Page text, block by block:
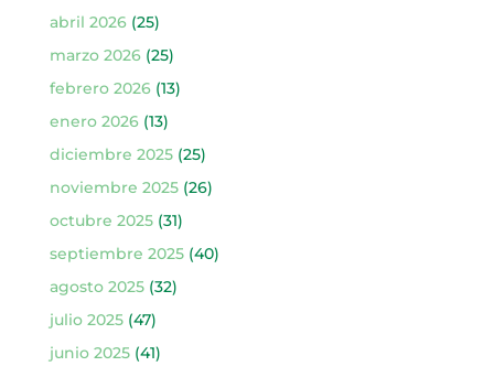
abril 2026(25)
marzo 2026(25)
febrero 2026(13)
enero 2026(13)
diciembre 2025(25)
noviembre 2025(26)
octubre 2025(31)
septiembre 2025(40)
agosto 2025(32)
julio 2025(47)
junio 2025(41)